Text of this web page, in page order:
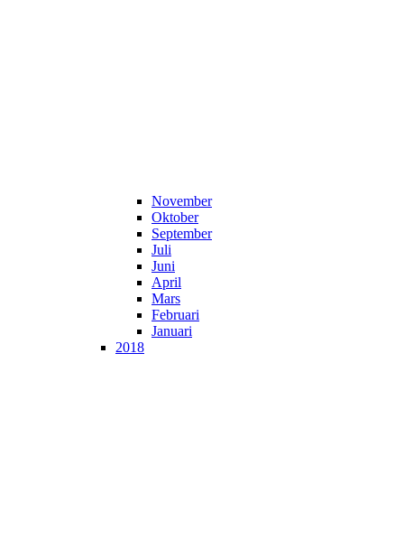
November
Oktober
September
Juli
Juni
April
Mars
Februari
Januari
2018